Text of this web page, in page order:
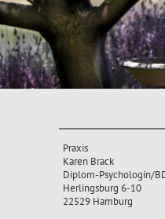
Praxis
Karen Brack
Diplom-Psychologin/
Herlingsburg 6-10
22529 Hamburg